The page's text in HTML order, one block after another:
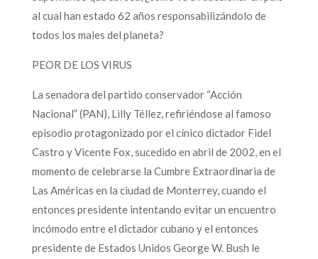
al cual han estado 62 años responsabilizándolo de
todos los males del planeta?
PEOR DE LOS VIRUS
La senadora del partido conservador “Acción
Nacional” (PAN), Lilly Téllez, refiriéndose al famoso
episodio protagonizado por el cínico dictador Fidel
Castro y Vicente Fox, sucedido en abril de 2002, en el
momento de celebrarse la Cumbre Extraordinaria de
Las Américas en la ciudad de Monterrey, cuando el
entonces presidente intentando evitar un encuentro
incómodo entre el dictador cubano y el entonces
presidente de Estados Unidos George W. Bush le